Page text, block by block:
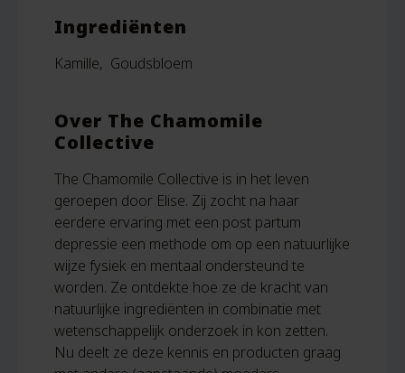
Ingrediënten
Kamille, Goudsbloem
Over The Chamomile
Collective
The Chamomile Collective is in het leven
geroepen door Elise. Zij zocht na haar
eerdere ervaring met een post partum
depressie een methode om op een natuurlijke
wijze fysiek en mentaal ondersteund te
worden. Ze ontdekte hoe ze de kracht van
natuurlijke ingrediënten in combinatie met
wetenschappelijk onderzoek in kon zetten.
Nu deelt ze deze kennis en producten graag